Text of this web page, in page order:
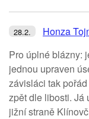
28.2. Honza
Pro úplné blázny:
jednou upraven
závisláci tak
zpět dle libosti. Já
jižní straně